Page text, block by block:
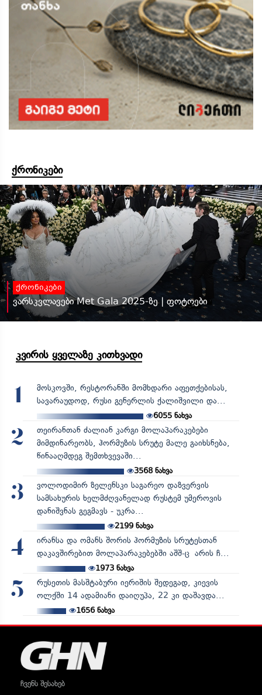
ქრონიკები
ქრონიკები
ვარსკვლავები Met Gala 2025-ზე | ფოტოები
კვირის ყველაზე კითხვადი
1
მოსკოვში, რესტორანში მომხდარი აფეთქებისას,
სავარაუდოდ, რუსი გენერლის ქალიშვილი და...
6055 ნახვა
2
თეირანთან ძალიან კარგი მოლაპარაკებები
მიმდინარეობს, ჰორმუზის სრუტე მალე გაიხსნება,
წინააღმდეგ შემთხვევაში...
3568ნახვა
3
ვოლოდიმირ ზელენსკი საგარეო დაზვერვის
სამსახურის ხელმძღვანელად რუსტემ უმეროვის
დანიშვნას გეგმავს - უკრა...
2199ნახვა
4
ირანსა და ომანს შორის ჰორმუზის სრუტესთან
დაკავშირებით მოლაპარაკებებში აშშ-ც არის ჩ...
1973ნახვა
5
რუსეთის მასშტაბური იერიშის შედეგად, კიევის
ოლქში 14 ადამიანი დაიღუპა, 22 კი დაშავდა...
1656ნახვა
ჩვენს შესახებ